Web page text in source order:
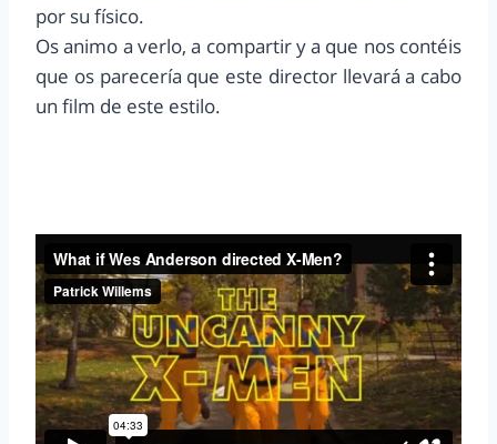
por su físico.
Os animo a verlo, a compartir y a que nos contéis
que os parecería que este director llevará a cabo
un film de este estilo.